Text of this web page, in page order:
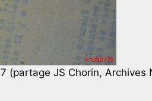
(partage JS Chorin,